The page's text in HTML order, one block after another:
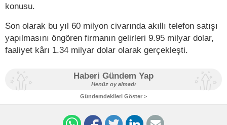
konusu.
Son olarak bu yıl 60 milyon civarında akıllı telefon satışı
yapılmasını öngören firmanın gelirleri 9.95 milyar dolar,
faaliyet kârı 1.34 milyar dolar olarak gerçekleşti.
Haberi Gündem Yap
Henüz oy almadı
Gündemdekileri Göster >